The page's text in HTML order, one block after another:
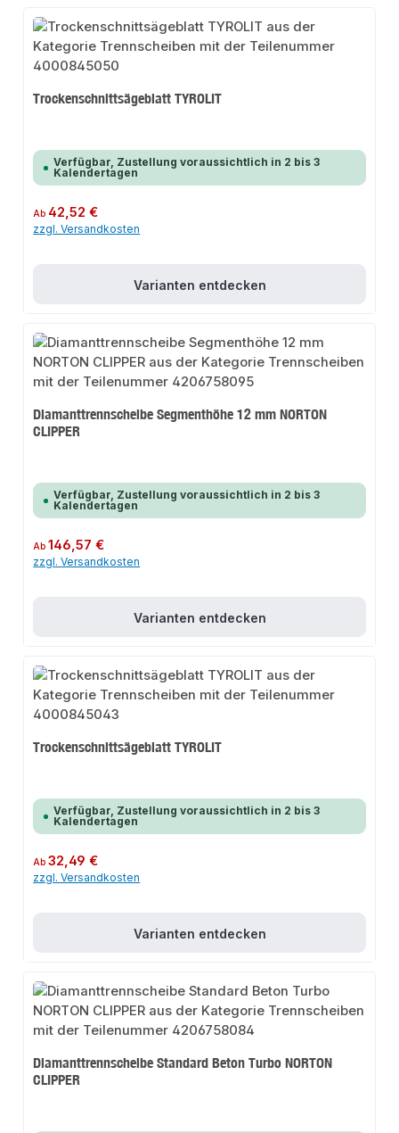
Trockenschnittsägeblatt TYROLIT
Verfügbar, Zustellung voraussichtlich in 2 bis 3
Kalendertagen
Regulärer Preis:
Ab 42,52 €
zzgl. Versandkosten
Varianten entdecken
Diamanttrennscheibe Segmenthöhe 12 mm NORTON
CLIPPER
Verfügbar, Zustellung voraussichtlich in 2 bis 3
Kalendertagen
Regulärer Preis:
Ab146,57 €
zzgl. Versandkosten
Varianten entdecken
Trockenschnittsägeblatt TYROLIT
Verfügbar, Zustellung voraussichtlich in 2 bis 3
Kalendertagen
Regulärer Preis:
Ab32,49 €
zzgl. Versandkosten
Varianten entdecken
Diamanttrennscheibe Standard Beton Turbo NORTON
CLIPPER